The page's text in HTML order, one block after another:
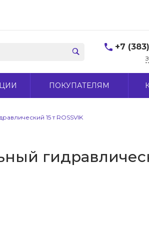
+7
г.
ПОКУПАТЕЛЯМ
15 т ROSSVIK